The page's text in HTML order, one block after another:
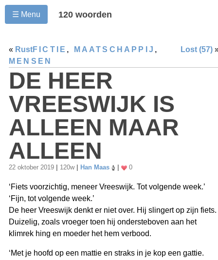
☰ Menu 120 woorden
« Rust Lost (57)
FICTIE , MAATSCHAPPIJ ,
MENSEN
DE HEER
VREESWIJK IS
ALLEEN MAAR
ALLEEN
22 oktober 2019 120w Han Maas 0
‘Fiets voorzichtig, meneer Vreeswijk. Tot volgende week.’
‘Fijn, tot volgende week.’
De heer Vreeswijk denkt er niet over. Hij slingert op zijn fiets.
Duizelig, zoals vroeger toen hij ondersteboven aan het
klimrek hing en moeder het hem verbood.
‘Met je hoofd op een mattie en straks in je kop een gattie.